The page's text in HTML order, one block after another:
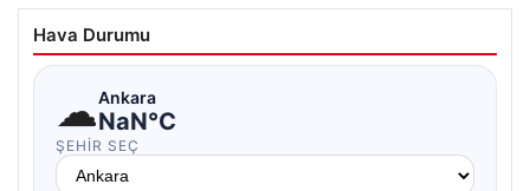
Hava Durumu
☁Ankara
NaN°C
ŞEHIR SEÇ